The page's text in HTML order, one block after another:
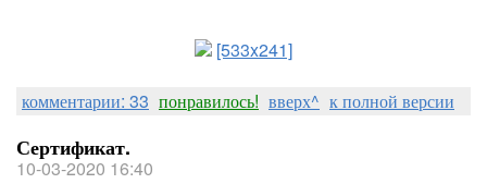
[533x241]
комментарии: 33 понравилось! вверх^ к полной версии
Сертификат.
10-03-2020 16:40